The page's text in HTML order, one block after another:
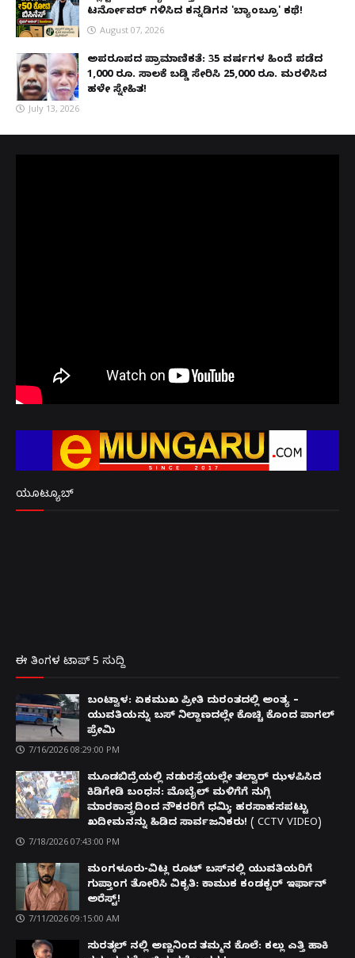
ಟರ್ನೋವರ್ ಗಳಿಸಿದ ಕನ್ನಡಿಗನ 'ಬ್ಯಾಂಬ್ರೂ' ಕಥೆ!
August 07, 2026
ಅಪರೂಪದ ಪ್ರಾಮಾಣಿಕತೆ: 35 ವರ್ಷಗಳ ಹಿಂದೆ ಪಡೆದ
1,000 ರೂ. ಸಾಲಕ್ಕೆ ಬಡ್ಡಿ ಸೇರಿಸಿ 25,000 ರೂ. ಮರಳಿಸಿದ
ಹಳೇ ಸ್ನೇಹಿತ!
July 13, 2026
ಯೂಟ್ಯೂಬ್
ಈ ತಿಂಗಳ ಟಾಪ್ 5 ಸುದ್ದಿ
ಬಂಟ್ವಾಳ: ಏಕಮುಖ ಪ್ರೀತಿ ದುರಂತದಲ್ಲಿ ಅಂತ್ಯ –
ಯುವತಿಯನ್ನು ಬಸ್ ನಿಲ್ದಾಣದಲ್ಲೇ ಕೊಚ್ಚಿ ಕೊಂದ ಪಾಗಲ್
ಪ್ರೇಮಿ
7/16/2026 08:29:00 PM
ಮೂಡಬಿದ್ರೆಯಲ್ಲಿ ನಡುರಸ್ತೆಯಲ್ಲೇ ತಲ್ವಾರ್ ಝಳಪಿಸಿದ
ಕಿಡಿಗೇಡಿ ಬಂಧನ: ಮೊಬೈಲ್ ಮಳಿಗೆಗೆ ನುಗ್ಗಿ
ಮಾರಕಾಸ್ತ್ರದಿಂದ ನೌಕರರಿಗೆ ಧಮ್ಕಿ; ಹರಸಾಹಸಪಟ್ಟು
ಖದೀಮನನ್ನು ಹಿಡಿದ ಸಾರ್ವಜನಿಕರು! ( CCTV VIDEO)
7/18/2026 07:43:00 PM
ಮಂಗಳೂರು-ವಿಟ್ಲ ರೂಟ್ ಬಸ್‌ನಲ್ಲಿ ಯುವತಿಯರಿಗೆ
ಗುಪ್ತಾಂಗ ತೋರಿಸಿ ವಿಕೃತಿ: ಕಾಮುಕ ಕಂಡಕ್ಟರ್ ಇರ್ಫಾನ್
ಅರೆಸ್ಟ್!
7/11/2026 09:15:00 AM
ಸುರತ್ಕಲ್ ನಲ್ಲಿ ಅಣ್ಣನಿಂದ ತಮ್ಮನ ಕೊಲೆ: ಕಲ್ಲು ಎತ್ತಿ ಹಾಕಿ